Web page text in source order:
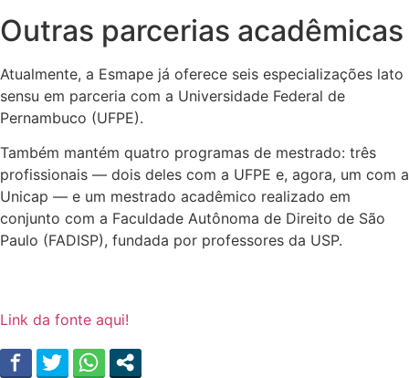
Outras parcerias acadêmicas
Atualmente, a Esmape já oferece seis especializações lato
sensu em parceria com a Universidade Federal de
Pernambuco (UFPE).
Também mantém quatro programas de mestrado: três
profissionais — dois deles com a UFPE e, agora, um com a
Unicap — e um mestrado acadêmico realizado em
conjunto com a Faculdade Autônoma de Direito de São
Paulo (FADISP), fundada por professores da USP.
Link da fonte aqui!